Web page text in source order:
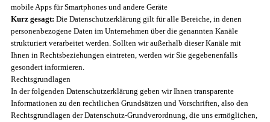
mobile Apps für Smartphones und andere Geräte
Kurz gesagt: Die Datenschutzerklärung gilt für alle Bereiche, in denen
personenbezogene Daten im Unternehmen über die genannten Kanäle
strukturiert verarbeitet werden. Sollten wir außerhalb dieser Kanäle mit
Ihnen in Rechtsbeziehungen eintreten, werden wir Sie gegebenenfalls
gesondert informieren.
Rechtsgrundlagen
In der folgenden Datenschutzerklärung geben wir Ihnen transparente
Informationen zu den rechtlichen Grundsätzen und Vorschriften, also den
Rechtsgrundlagen der Datenschutz-Grundverordnung, die uns ermöglichen,